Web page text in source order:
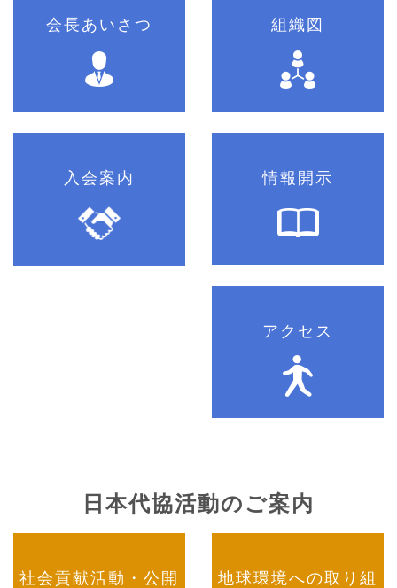
会長あいさつ 組織図
入会案内 情報開示
アクセス
日本代協活動のご案内
社会貢献活動・公開 地球環境への取り組